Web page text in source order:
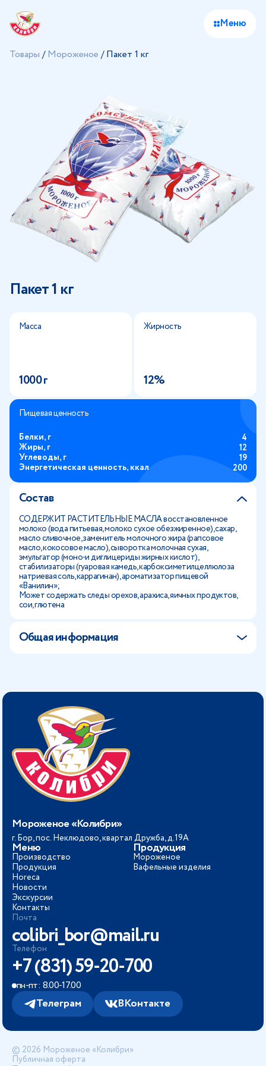
Меню
Товары /Мороженое /Пакет 1 кг
Пакет 1 кг
Масса
1000 г
Жирность
12%
Пищевая ценность
Белки, г 4
Жиры, г 12
Углеводы, г 19
Энергетическая ценность, ккал 200
Состав
СОДЕРЖИТ РАСТИТЕЛЬНЫЕ МАСЛА восстановленное
молоко (вода питьевая, молоко сухое обезжиренное), сахар,
масло сливочное, заменитель молочного жира (рапсовое
масло, кокосовое масло), сыворотка молочная сухая,
эмульгатор (моно-и диглицериды жирных кислот),
стабилизаторы (гуаровая камедь, карбоксиметилцеллюлоза
натриевая соль, каррагинан), ароматизатор пищевой
«Ванилин»;
Может содержать следы орехов, арахиса, яичных продуктов,
сои, глютена
Общая информация
Мороженое «Колибри»
г. Бор, пос. Неклюдово, квартал Дружба, д.19А
Меню
Производство
Продукция
Horeca
Новости
Экскурсии
Контакты
Продукция
Мороженое
Вафельные изделия
Почта
colibri_bor@mail.ru
Телефон
+7 (831) 59-20-700
пн-пт: 8.00-17.00
Телеграм ВКонтакте
© 2026 Мороженое «Колибри»
Публичная оферта